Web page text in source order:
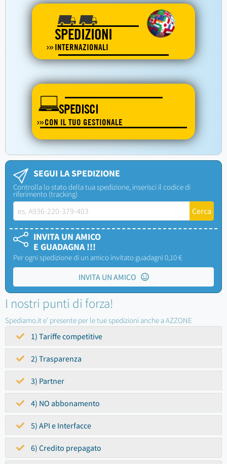
SPEDIZIONI
INTERNAZIONALI
SPEDISCI
CON IL TUO GESTIONALE
SEGUI LA SPEDIZIONE
Controlla lo stato della tua spedizione, inserisci il codice di
riferimento (tracking)
INVITA UN AMICO
E GUADAGNA !!!
Per ogni spedizione di un amico invitato guadagni 0,10 €
INVITA UN AMICO
I nostri punti di forza!
Spediamo.it e' presente per le tue spedizioni anche a AZZONE
1) Tariffe competitive
2) Trasparenza
3) Partner
4) NO abbonamento
5) API e Interfacce
6) Credito prepagato